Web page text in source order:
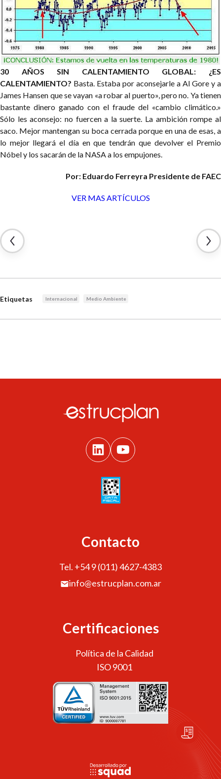
30 AÑOS SIN CALENTAMIENTO GLOBAL: ¿ES
CALENTAMIENTO? Basta. Estaba por aconsejarle a Al Gore y a
James Hansen que se vayan «a robar al puerto», pero no. Ya tienen
bastante dinero ganado con el fraude del «cambio climático.»
Sólo les aconsejo: no fuercen a la suerte. La ambición rompe al
saco. Mejor mantengan su boca cerrada porque en una de esas, a
lo mejor llegará el día en que tendrán que devolver el Premio
Nóbel y los sacarán de la NASA a los empujones.
Por: Eduardo Ferreyra Presidente de FAEC
VER MAS ARTÍCULOS
Etiquetas Internacional Medio Ambiente
Contacto
Tel. +54 9 (011) 4627-4383
info@estrucplan.com.ar
Certificaciones
Política de la Calidad
ISO 9001